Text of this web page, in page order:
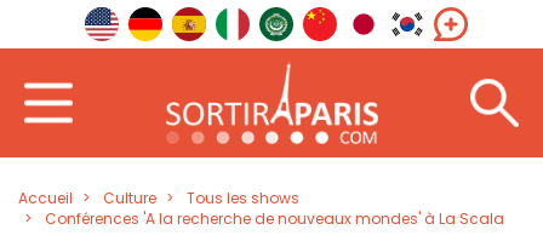
Accueil Culture
Tous les shows
Conférences 'A la recherche de nouveaux mondes' à La Scala